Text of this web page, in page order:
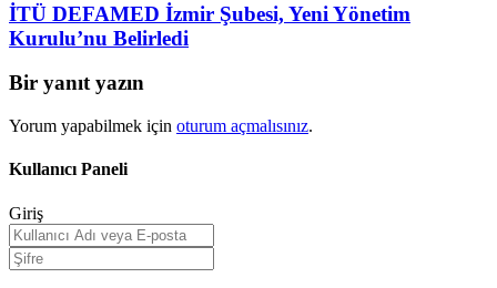
İTÜ DEFAMED İzmir Şubesi, Yeni Yönetim
Kurulu’nu Belirledi
Bir yanıt yazın
Yorum yapabilmek için oturum açmalısınız.
Kullanıcı Paneli
Giriş